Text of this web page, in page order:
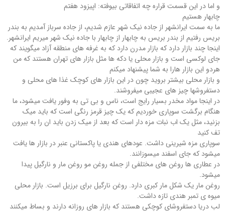
و اما در این قسمت قراره چه اتفاقاتی بیوفته: اپیزود هفتم
چابهار هستیم
ما به سمت ایرانشهر از جاده نیک شهر عازم شدیم، از جاده سرباز آمدیم به بندر
بریس رفتیم از بندر بریس به چابهار از چابهار با جاده نیک شهر میریم ایرانشهر.
اینجا چند بازار دارد که بازار مدرن دارد که به غرفه های منطقه آزاد میگویند که
جای لوکسی است و بازار محلی یا دکه ها مثل بازار های تهران هستند که من
هردو این بازار هارا به شما پیشنهاد میکنم
و بازار محلی بیشتر بروید چون در این بازار های کوچک غذا های محلی و
دستفروشها چیز های عجیبی میفروشند.
در اینجا مواد مخدر بسیار رایج است، ناس و بی تی به وفور یافت میشود، ما
هنگام برگشت سوپاری خوردیم که یک چیز قرمز رنگی است که باید میک
بزنید، مثل یک اب نبات مزه دار است که بعد از میک زدن باید ان را به بیرون
تف کنید
سوپاری مزه شیرینی داشت. عودهای هندی یا پاکستانی عنبر در بازار ها یافت
میشود که جای اسفند میسوزانند.
در عطاری ها روغن های مختلفی از جمله روغن مو روغن مار و نارگیل پیدا
میشود.
روغن مار یک شکل مار کبری دارد. روغن نارگیل برای برزیل است. بازار محلی
میوه ی تمبر هندی تازه داشت.
لب دریا دستفروشای کوچکی هستند که بازار های روزانه دارند و بساط میکنند